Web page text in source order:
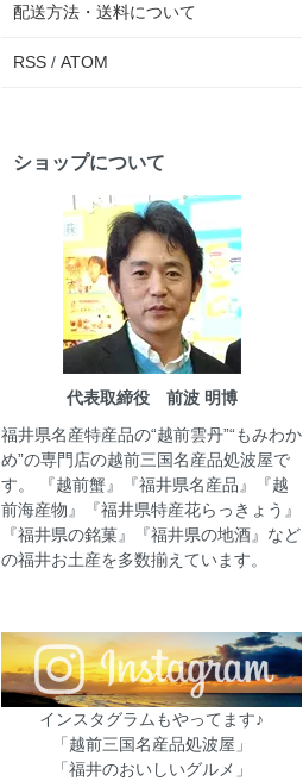
配送方法・送料について
RSS / ATOM
ショップについて
代表取締役 前波 明博
福井県名産特産品の“越前雲丹”“もみわか
め”の専門店の越前三国名産品処波屋で
す。 『越前蟹』『福井県名産品』『越
前海産物』『福井県特産花らっきょう』
『福井県の銘菓』『福井県の地酒』など
の福井お土産を多数揃えています。
インスタグラムもやってます♪
「越前三国名産品処波屋」
「福井のおいしいグルメ」